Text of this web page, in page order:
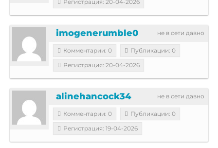
Регистрация: 20-04-2026
не в сети давно
imogenerumble0
Комментарии: 0
Публикации: 0
Регистрация: 20-04-2026
не в сети давно
alinehancock34
Комментарии: 0
Публикации: 0
Регистрация: 19-04-2026